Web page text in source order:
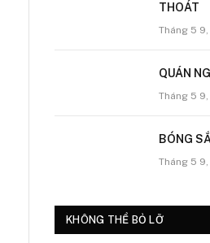
THOÁT
Tháng 5 9,
QUÁN
Tháng 5 9,
BÓNG
Tháng 5 9,
KHÔNG THỂ BỎ LỠ